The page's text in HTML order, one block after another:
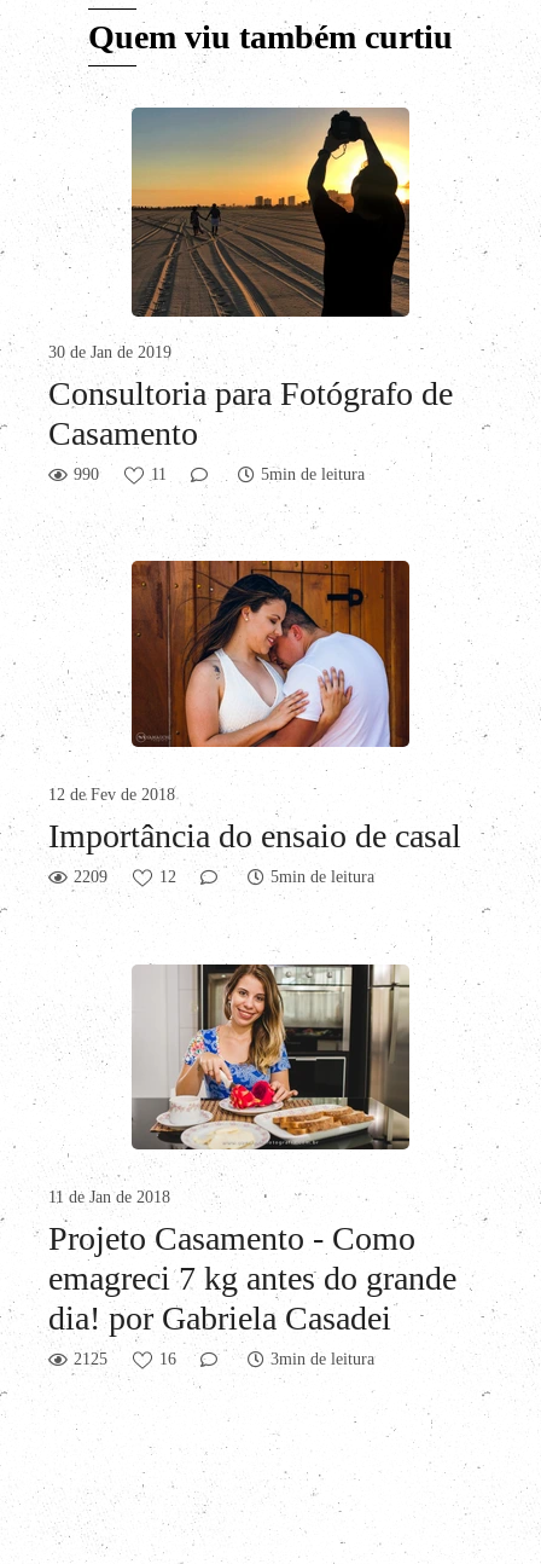
Quem viu também curtiu
30 de Jan de 2019
Consultoria para Fotógrafo de
Casamento
990 11 5min de leitura
12 de Fev de 2018
Importância do ensaio de casal
2209 12 5min de leitura
11 de Jan de 2018
Projeto Casamento - Como
emagreci 7 kg antes do grande
dia! por Gabriela Casadei
2125 16 3min de leitura